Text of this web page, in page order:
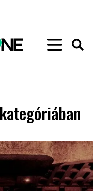
kategóriában